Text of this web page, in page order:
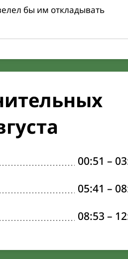
бы им откладывать
00:51 –
05:41 –
08:53 –